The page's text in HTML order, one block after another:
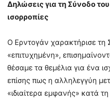
Δηλώσεις για τη Σύνοδο
ισορροπίες
Ο Ερντογάν χαρακτήρισε
«επιτυχημένη»,
θέσαμε τα θεμέλια για ένα
επίσης πως η αλληλεγγύη
«ιδιαίτερα εμφανής» κατά